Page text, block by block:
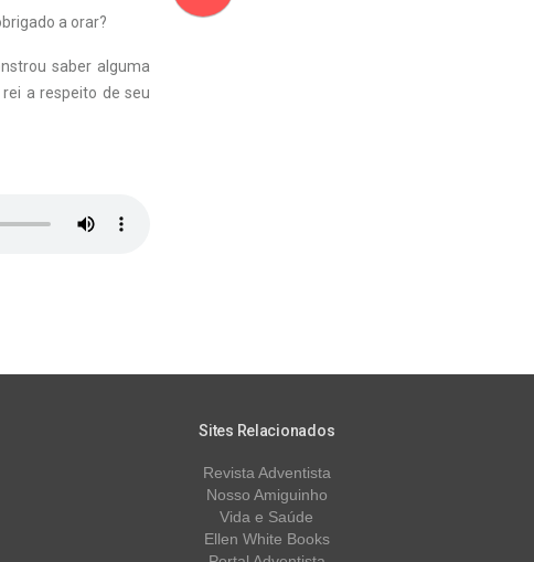
a orar?
saber alguma
a respeito de seu
Sites Relacionados
Revista Adventista
Nosso Amiguinho
Vida e Saúde
Ellen White Books